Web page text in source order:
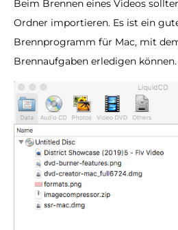
Beim Brennen eines Videos
Ordner importieren. Es ist ein
Brennprogramm für Mac, mit
Brennaufgaben erledigen können.